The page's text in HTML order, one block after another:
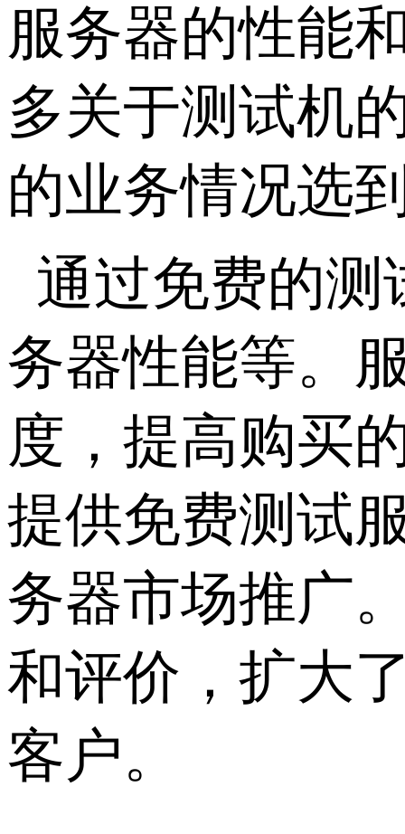
服务器的性能
多关于测试机
的业务情况选
通过免费的
务器性能等。
度，提高购买
提供免费测试
务器市场推广
和评价，扩大
客户。